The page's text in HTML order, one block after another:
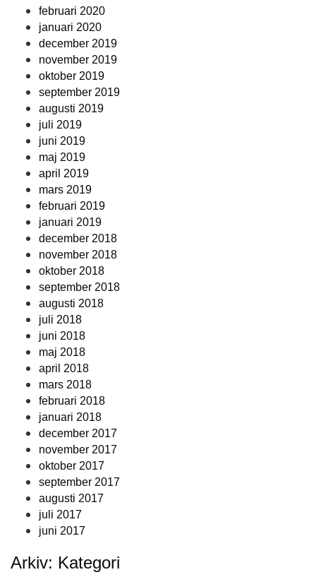
februari 2020
januari 2020
december 2019
november 2019
oktober 2019
september 2019
augusti 2019
juli 2019
juni 2019
maj 2019
april 2019
mars 2019
februari 2019
januari 2019
december 2018
november 2018
oktober 2018
september 2018
augusti 2018
juli 2018
juni 2018
maj 2018
april 2018
mars 2018
februari 2018
januari 2018
december 2017
november 2017
oktober 2017
september 2017
augusti 2017
juli 2017
juni 2017
Arkiv: Kategori